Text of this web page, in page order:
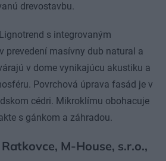
drevostavbu.
s integrovaným
prevedení masívny dub natural a
v dome vynikajúcu akustiku a
Povrchová úprava fasád je v
cédri. Mikroklímu obohacuje
s gánkom a záhradou.
M-House, s.r.o.,